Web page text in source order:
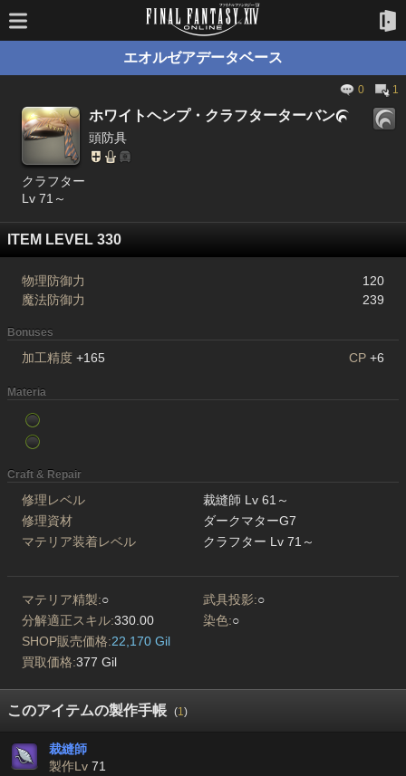
エオルゼアデータベース
0 1
ホワイトヘンプ・クラフターターバン
頭防具
クラフター
Lv 71～
ITEM LEVEL 330
物理防御力
120
魔法防御力
239
Bonuses
加工精度 +165 CP +6
Materia
Craft & Repair
修理レベル
裁縫師 Lv 61～
修理資材
ダークマターG7
マテリア装着レベル
クラフター Lv 71～
マテリア精製:○ 武具投影:○
分解適正スキル:330.00 染色:○
SHOP販売価格:22,170 Gil
買取価格:377 Gil
このアイテムの製作手帳 (1)
裁縫師
製作Lv 71